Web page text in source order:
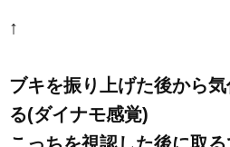
↑
ブキを振り上げた後から
る(ダイナモ感覚)